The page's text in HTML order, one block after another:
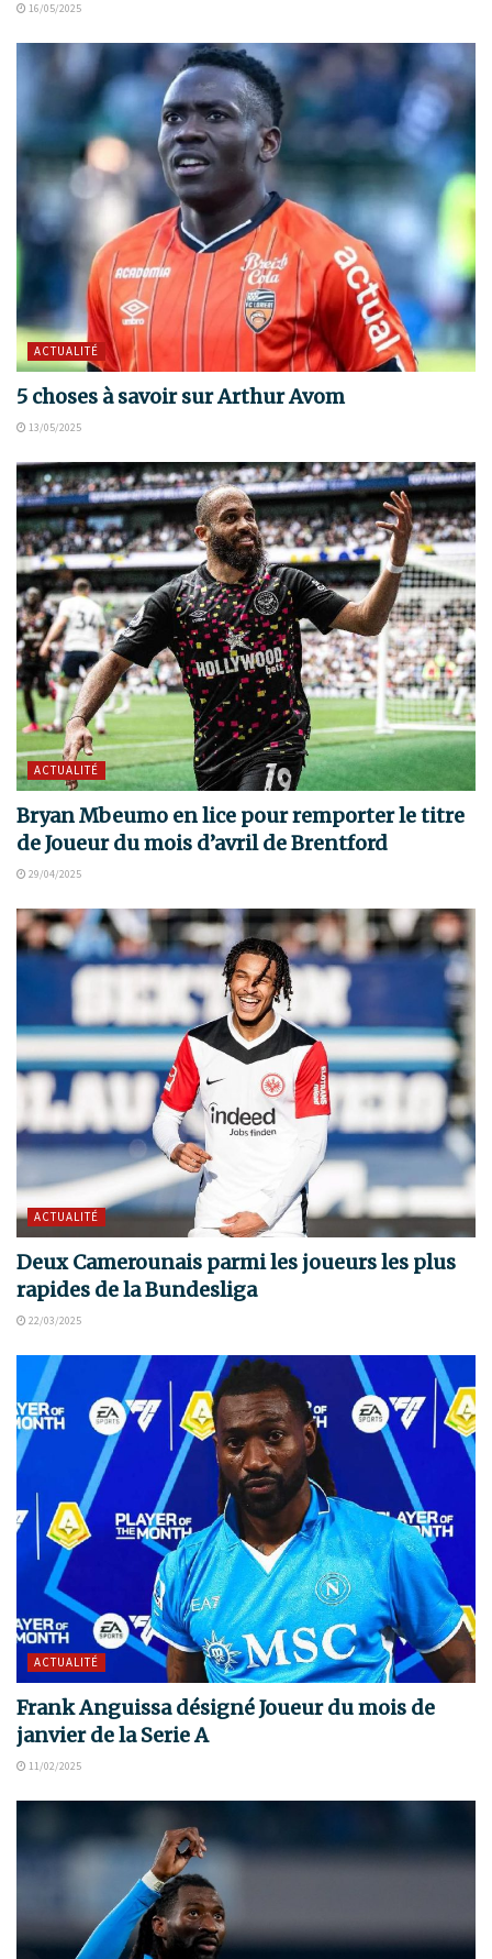
16/05/2025
ACTUALITÉ
5 choses à savoir sur Arthur Avom
13/05/2025
ACTUALITÉ
Bryan Mbeumo en lice pour remporter le titre
de Joueur du mois d’avril de Brentford
29/04/2025
ACTUALITÉ
Deux Camerounais parmi les joueurs les plus
rapides de la Bundesliga
22/03/2025
ACTUALITÉ
Frank Anguissa désigné Joueur du mois de
janvier de la Serie A
11/02/2025